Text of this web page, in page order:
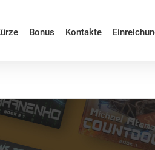
Bonus Kontakte